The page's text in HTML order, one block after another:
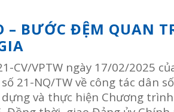
BƯỚC ĐỆM QUAN
CV/VPTW ngày 17/02/2025
21-NQ/TW về công tác dân
và thực hiện Chương